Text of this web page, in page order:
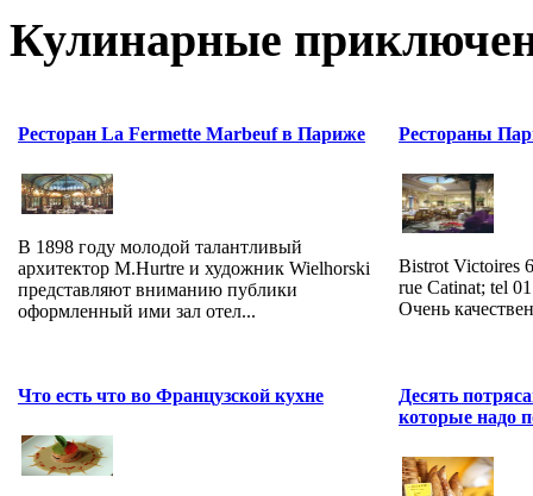
Кулинарные
Ресторан La Fermette Marbeuf в Париже
В 1898 году молодой талантливый
архитектор M.Hurtre и художник Wielhorski
представляют вниманию публики
оформленный ими зал отел...
Рестораны
Bistrot Victoires
rue Catinat; tel
Очень
Что есть что во Французской кухне
Десять
которые надо